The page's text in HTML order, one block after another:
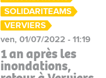
SOLIDARITEAMS
VERVIERS
ven, 01/07/2022 - 11:19
1 an après les
inondations,